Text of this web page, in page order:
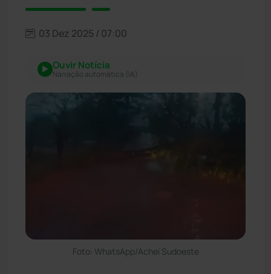
03 Dez 2025 / 07:00
Ouvir Notícia
Narração automática (IA)
Foto: WhatsApp/Achei Sudoeste